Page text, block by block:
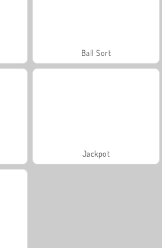
Ball Sort
Jackpot